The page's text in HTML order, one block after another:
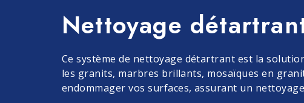
Nettoyage Cuisine
Marbres et Pierres Grès
Nettoyage
Ce système de nettoyage détartrant est la
les granits, marbres brillants, mosaïques en
endommager vos surfaces, assurant un